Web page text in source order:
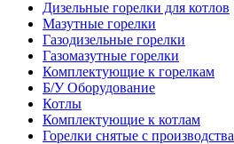
Дизельные горелки для котлов
Мазутные горелки
Газодизельные горелки
Газомазутные горелки
Комплектующие к горелкам
Б/У Оборудование
Котлы
Комплектующие к котлам
Горелки снятые с производства